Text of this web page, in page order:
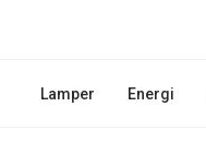
Lamper Energi